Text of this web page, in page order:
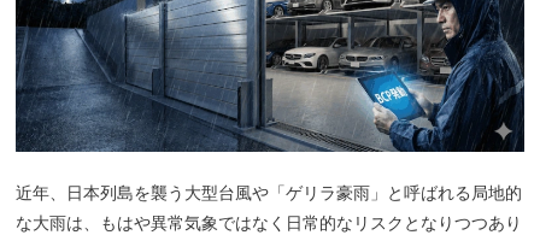
近年、日本列島を襲う大型台風や「ゲリラ豪雨」と呼ばれる局地的
な大雨は、もはや異常気象ではなく日常的なリスクとなりつつあり